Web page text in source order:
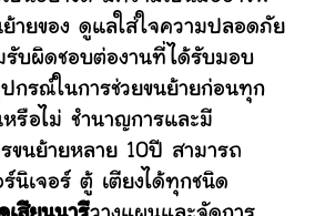
ย้ายของ ดูแลใส่ใจความปลอดภัย
รับผิดชอบต่องานที่ได้รับมอบ
กรณ์ในการช่วยขนย้ายก่อนทุก
หรือไม่ ชำนาญการและมี
ขนย้ายหลาย 10ปี สามารถ
นิเจอร์ ตู้ เตียงได้ทุกชนิด